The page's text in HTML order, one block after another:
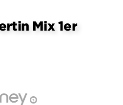
Mix 1er
?